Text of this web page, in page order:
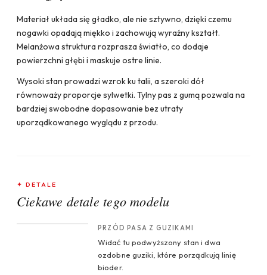
Materiał układa się gładko, ale nie sztywno, dzięki czemu
nogawki opadają miękko i zachowują wyraźny kształt.
Melanżowa struktura rozprasza światło, co dodaje
powierzchni głębi i maskuje ostre linie.
Wysoki stan prowadzi wzrok ku talii, a szeroki dół
równoważy proporcje sylwetki. Tylny pas z gumą pozwala na
bardziej swobodne dopasowanie bez utraty
uporządkowanego wyglądu z przodu.
✦ DETALE
Ciekawe detale tego modelu
PRZÓD PASA Z GUZIKAMI
Widać tu podwyższony stan i dwa
ozdobne guziki, które porządkują linię
bioder.